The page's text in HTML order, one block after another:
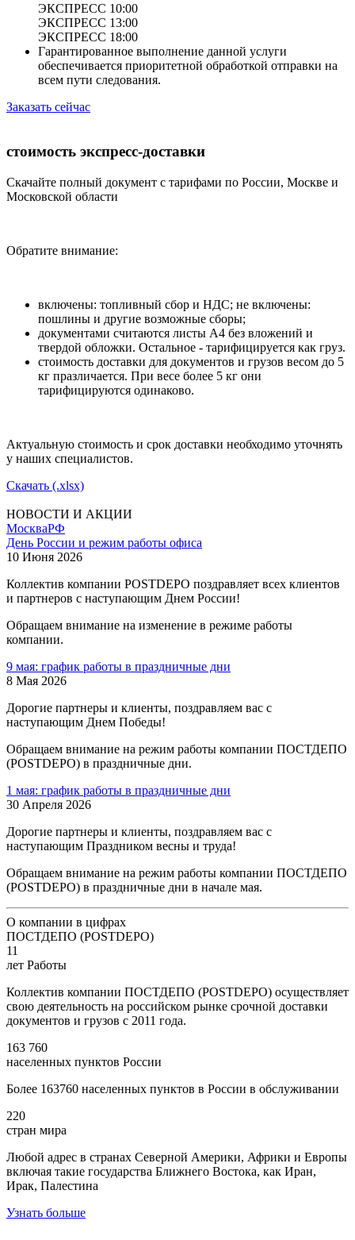
ЭКСПРЕСС 10:00
ЭКСПРЕСС 13:00
ЭКСПРЕСС 18:00
Гарантированное выполнение данной услуги
обеспечивается приоритетной обработкой отправки на
всем пути следования.
Заказать сейчас
стоимость экспресс-доставки
Скачайте полный документ с тарифами по России, Москве и
Московской области
Обратите внимание:
включены: топливный сбор и НДС; не включены:
пошлины и другие возможные сборы;
документами считаются листы А4 без вложений и
твердой обложки. Остальное - тарифицируется как груз.
стоимость доставки для документов и грузов весом до 5
кг празличается. При весе более 5 кг они
тарифицируются одинаково.
Актуальную стоимость и срок доставки необходимо уточнять
у наших специалистов.
Скачать (.xlsx)
НОВОСТИ И АКЦИИ
МоскваРФ
День России и режим работы офиса
10 Июня 2026
Коллектив компании POSTDEPO поздравляет всех клиентов
и партнеров с наступающим Днем России!
Обращаем внимание на изменение в режиме работы
компании.
9 мая: график работы в праздничные дни
8 Мая 2026
Дорогие партнеры и клиенты, поздравляем вас с
наступающим Днем Победы!
Обращаем внимание на режим работы компании ПОСТДЕПО
(POSTDEPO) в праздничные дни.
1 мая: график работы в праздничные дни
30 Апреля 2026
Дорогие партнеры и клиенты, поздравляем вас с
наступающим Праздником весны и труда!
Обращаем внимание на режим работы компании ПОСТДЕПО
(POSTDEPO) в праздничные дни в начале мая.
О компании в цифрах
ПОСТДЕПО (POSTDEPO)
11
лет Работы
Коллектив компании ПОСТДЕПО (POSTDEPO) осуществляет
свою деятельность на российском рынке срочной доставки
документов и грузов с 2011 года.
163 760
населенных пунктов России
Более 163760 населенных пунктов в России в обслуживании
220
стран мира
Любой адрес в странах Северной Америки, Африки и Европы
включая такие государства Ближнего Востока, как Иран,
Ирак, Палестина
Узнать больше